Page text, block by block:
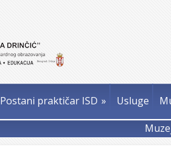
Postani praktičar ISD » Usluge